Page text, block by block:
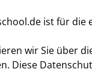
ist für die
wir Sie über
Diese